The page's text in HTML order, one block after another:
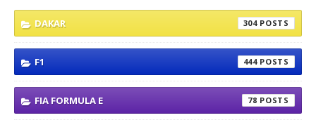
DAKAR 304
F1 444
FIA FORMULA E 78